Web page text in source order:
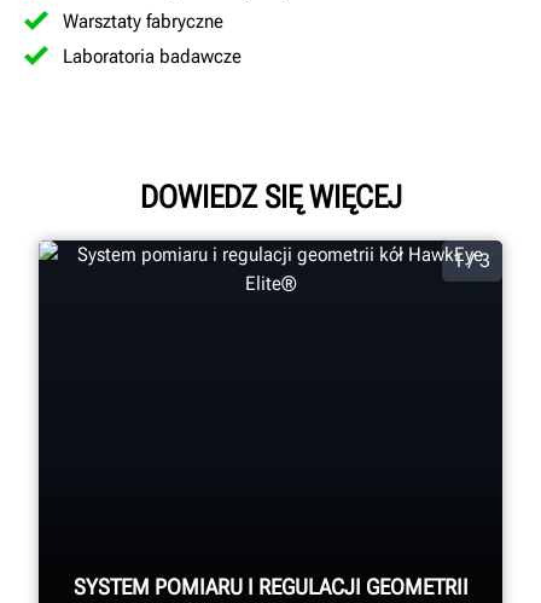
Warsztaty fabryczne
Laboratoria badawcze
DOWIEDZ SIĘ WIĘCEJ
1 / 3
SYSTEM POMIARU I REGULACJI GEOMETRII